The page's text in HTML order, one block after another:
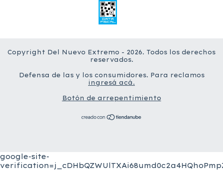
Copyright Del Nuevo Extremo - 2026. Todos los derechos
reservados.
Defensa de las y los consumidores. Para reclamos
ingresá acá.
Botón de arrepentimiento
google-site-